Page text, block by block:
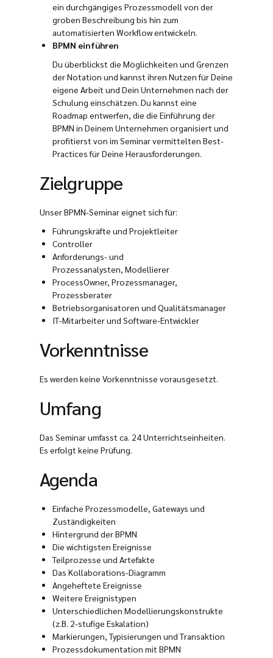
ein durchgängiges Prozessmodell von der
groben Beschreibung bis hin zum
automatisierten Workflow entwickeln.
BPMN einführen
Du überblickst die Möglichkeiten und Grenzen
der Notation und kannst ihren Nutzen für Deine
eigene Arbeit und Dein Unternehmen nach der
Schulung einschätzen. Du kannst eine
Roadmap entwerfen, die die Einführung der
BPMN in Deinem Unternehmen organisiert und
profitierst von im Seminar vermittelten Best-
Practices für Deine Herausforderungen.
Zielgruppe
Unser BPMN-Seminar eignet sich für:
Führungskräfte und Projektleiter
Controller
Anforderungs- und
Prozessanalysten, Modellierer
ProcessOwner, Prozessmanager,
Prozessberater
Betriebsorganisatoren und Qualitätsmanager
IT-Mitarbeiter und Software-Entwickler
Vorkenntnisse
Es werden keine Vorkenntnisse vorausgesetzt.
Umfang
Das Seminar umfasst ca. 24 Unterrichtseinheiten.
Es erfolgt keine Prüfung.
Agenda
Einfache Prozessmodelle, Gateways und
Zuständigkeiten
Hintergrund der BPMN
Die wichtigsten Ereignisse
Teilprozesse und Artefakte
Das Kollaborations-Diagramm
Angeheftete Ereignisse
Weitere Ereignistypen
Unterschiedlichen Modellierungskonstrukte
(z.B. 2-stufige Eskalation)
Markierungen, Typisierungen und Transaktion
Prozessdokumentation mit BPMN